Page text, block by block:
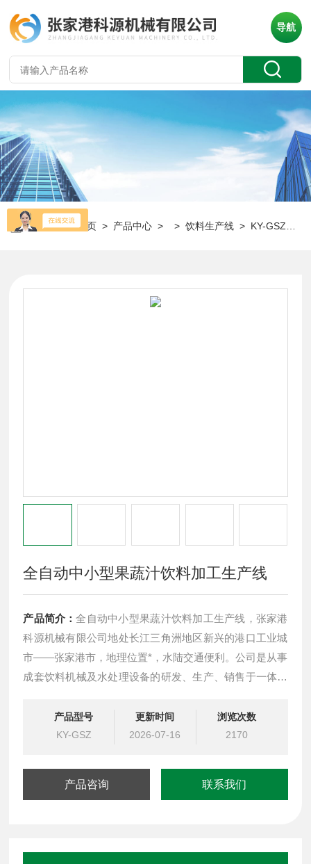
导航
当前位置：首页 > 产品中心 > >饮料生产线 > KY-GSZ全自动中小型果蔬汁饮料加工生产线
全自动中小型果蔬汁饮料加工生产线
产品简介：全自动中小型果蔬汁饮料加工生产线，张家港
科源机械有限公司地处长江三角洲地区新兴的港口工业城
市——张家港市，地理位置*，水陆交通便利。公司是从事
成套饮料机械及水处理设备的研发、生产、销售于一体的
公司主导产品有：系列纯净水、矿泉水、碳酸饮料、果
汁、茶饮料、奶类、酒类及液体调味品等食用液体的瓶
产品型号
KY-GSZ
更新时间
2026-07-16
浏览次数
2170
产品咨询 联系我们